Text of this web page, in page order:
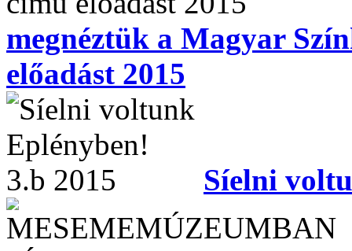
megnéztük a Magyar
előadást 2015
Síelni